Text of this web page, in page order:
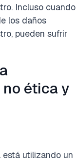
Incluso cuando
los daños
pueden sufrir
ética y
está utilizando un